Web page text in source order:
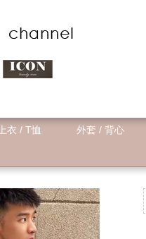
衣 / T恤 外套 / 背心